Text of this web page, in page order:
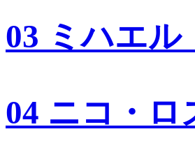
03 ミハエ
04 ニコ・ロ